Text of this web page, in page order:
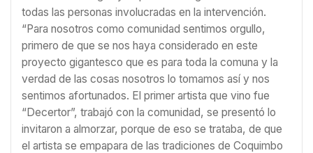
todas las personas involucradas en la intervención.
“Para nosotros como comunidad sentimos orgullo,
primero de que se nos haya considerado en este
proyecto gigantesco que es para toda la comuna y la
verdad de las cosas nosotros lo tomamos así y nos
sentimos afortunados. El primer artista que vino fue
“Decertor”, trabajó con la comunidad, se presentó lo
invitaron a almorzar, porque de eso se trataba, de que
el artista se empapara de las tradiciones de Coquimbo